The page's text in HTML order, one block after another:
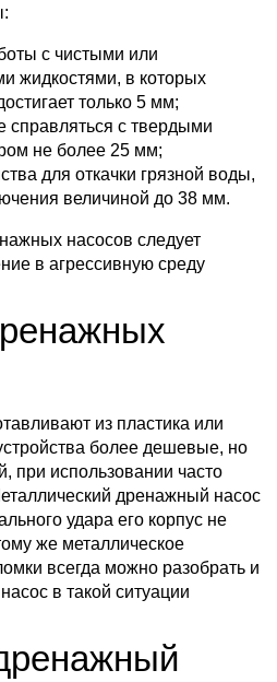
с чистыми или
жидкостями, в которых
только 5 мм;
справляться с твердыми
не более 25 мм;
для откачки грязной воды,
величиной до 38 мм.
насосов следует
в агрессивную среду
из пластика или
более дешевые, но
при использовании часто
дренажный насос
удара его корпус не
же металлическое
всегда можно разобрать и
в такой ситуации